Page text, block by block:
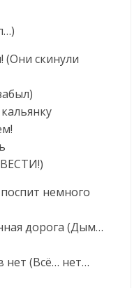
(Они скинули
немного
дорога (Дым…
нет (Всё… нет…